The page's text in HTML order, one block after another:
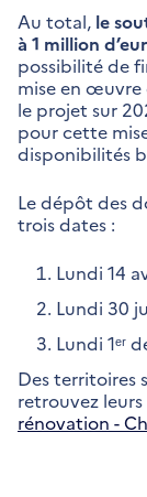
Au total, le
à 1 million
possibilité de
mise en œuvre
le projet sur
pour cette
disponibilités
Le dépôt des
trois dates :
Lundi 14
Lundi 30
Lundi 1ᵉʳ
Des territoires
retrouvez leurs
rénovation -